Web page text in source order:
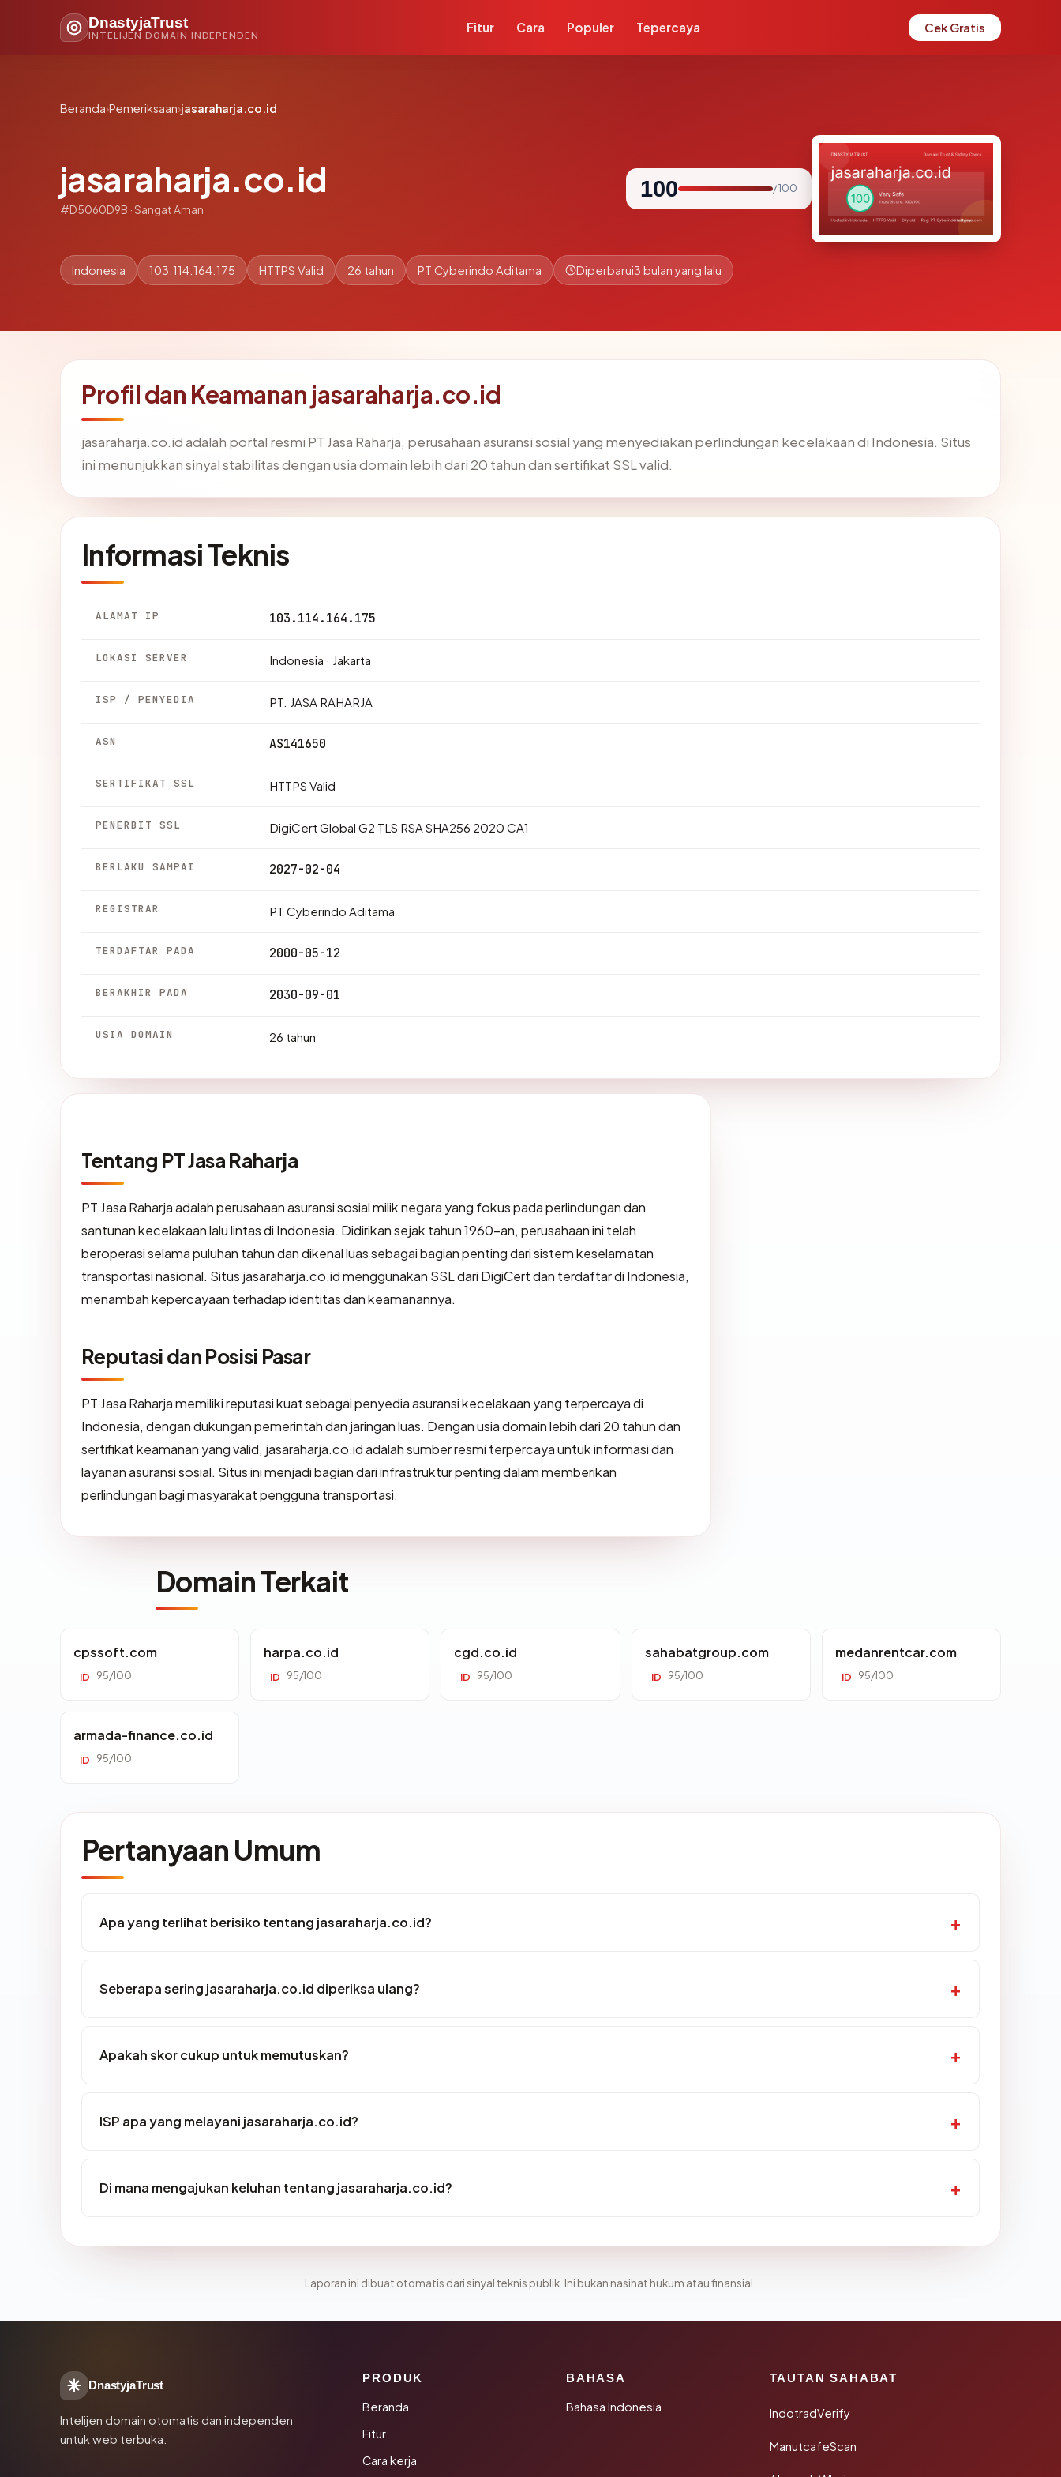
DnastyjaTrust
INTELIJEN DOMAIN INDEPENDEN
Fitur Cara Populer Tepercaya Cek Gratis
Beranda›Pemeriksaan›jasaraharja.co.id
jasaraharja.co.id
#D5060D9B · Sangat Aman
100 / 100
Indonesia 103.114.164.175 HTTPS Valid 26 tahun PT Cyberindo Aditama Diperbarui3 bulan yang lalu
Profil dan Keamanan jasaraharja.co.id
jasaraharja.co.id adalah portal resmi PT Jasa Raharja, perusahaan asuransi sosial yang menyediakan perlindungan kecelakaan di Indonesia. Situs
ini menunjukkan sinyal stabilitas dengan usia domain lebih dari 20 tahun dan sertifikat SSL valid.
Informasi Teknis
ALAMAT IP 103.114.164.175
LOKASI SERVER Indonesia · Jakarta
ISP / PENYEDIA PT. JASA RAHARJA
ASN AS141650
SERTIFIKAT SSL HTTPS Valid
PENERBIT SSL DigiCert Global G2 TLS RSA SHA256 2020 CA1
BERLAKU SAMPAI 2027-02-04
REGISTRAR PT Cyberindo Aditama
TERDAFTAR PADA 2000-05-12
BERAKHIR PADA 2030-09-01
USIA DOMAIN 26 tahun
Tentang PT Jasa Raharja
PT Jasa Raharja adalah perusahaan asuransi sosial milik negara yang fokus pada perlindungan dan
santunan kecelakaan lalu lintas di Indonesia. Didirikan sejak tahun 1960-an, perusahaan ini telah
beroperasi selama puluhan tahun dan dikenal luas sebagai bagian penting dari sistem keselamatan
transportasi nasional. Situs jasaraharja.co.id menggunakan SSL dari DigiCert dan terdaftar di Indonesia,
menambah kepercayaan terhadap identitas dan keamanannya.
Reputasi dan Posisi Pasar
PT Jasa Raharja memiliki reputasi kuat sebagai penyedia asuransi kecelakaan yang terpercaya di
Indonesia, dengan dukungan pemerintah dan jaringan luas. Dengan usia domain lebih dari 20 tahun dan
sertifikat keamanan yang valid, jasaraharja.co.id adalah sumber resmi terpercaya untuk informasi dan
layanan asuransi sosial. Situs ini menjadi bagian dari infrastruktur penting dalam memberikan
perlindungan bagi masyarakat pengguna transportasi.
Domain Terkait
cpssoft.com
ID 95/100
harpa.co.id
ID 95/100
cgd.co.id
ID 95/100
sahabatgroup.com
ID 95/100
medanrentcar.com
ID 95/100
armada-finance.co.id
ID 95/100
Pertanyaan Umum
Apa yang terlihat berisiko tentang jasaraharja.co.id?
Seberapa sering jasaraharja.co.id diperiksa ulang?
Apakah skor cukup untuk memutuskan?
ISP apa yang melayani jasaraharja.co.id?
Di mana mengajukan keluhan tentang jasaraharja.co.id?
Laporan ini dibuat otomatis dari sinyal teknis publik. Ini bukan nasihat hukum atau finansial.
DnastyjaTrust
Intelijen domain otomatis dan independen
untuk web terbuka.
PRODUK
Beranda
Fitur
Cara kerja
BAHASA
Bahasa Indonesia
TAUTAN SAHABAT
IndotradVerify
ManutcafeScan